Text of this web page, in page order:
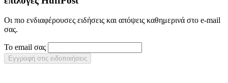
Οι πιο ενδιαφέρουσες ειδήσεις και απόψεις καθημερινά στο e-mail
σας.
Το email σας
Εγγραφή στις ειδοποιήσεις